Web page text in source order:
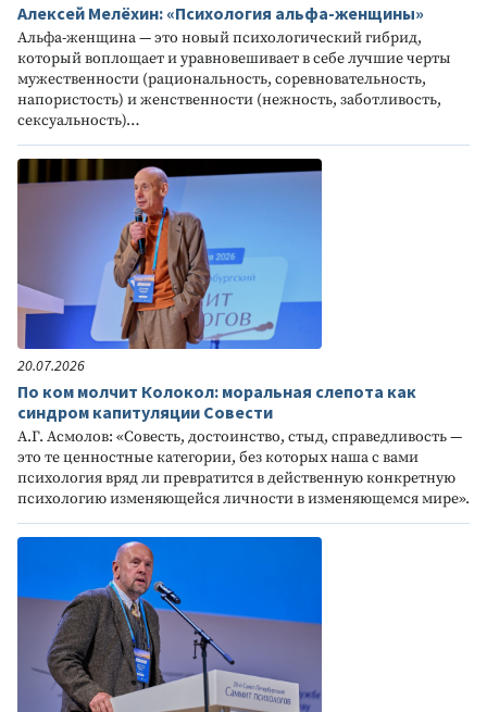
Алексей Мелёхин: «Психология альфа-женщины»
Альфа-женщина — это новый психологический гибрид,
который воплощает и уравновешивает в себе лучшие черты
мужественности (рациональность, соревновательность,
напористость) и женственности (нежность, заботливость,
сексуальность)…
20.07.2026
По ком молчит Колокол: моральная слепота как
синдром капитуляции Совести
А.Г. Асмолов: «Совесть, достоинство, стыд, справедливость —
это те ценностные категории, без которых наша с вами
психология вряд ли превратится в действенную конкретную
психологию изменяющейся личности в изменяющемся мире».